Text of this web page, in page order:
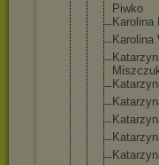
Piwko
Karolina
Karolina